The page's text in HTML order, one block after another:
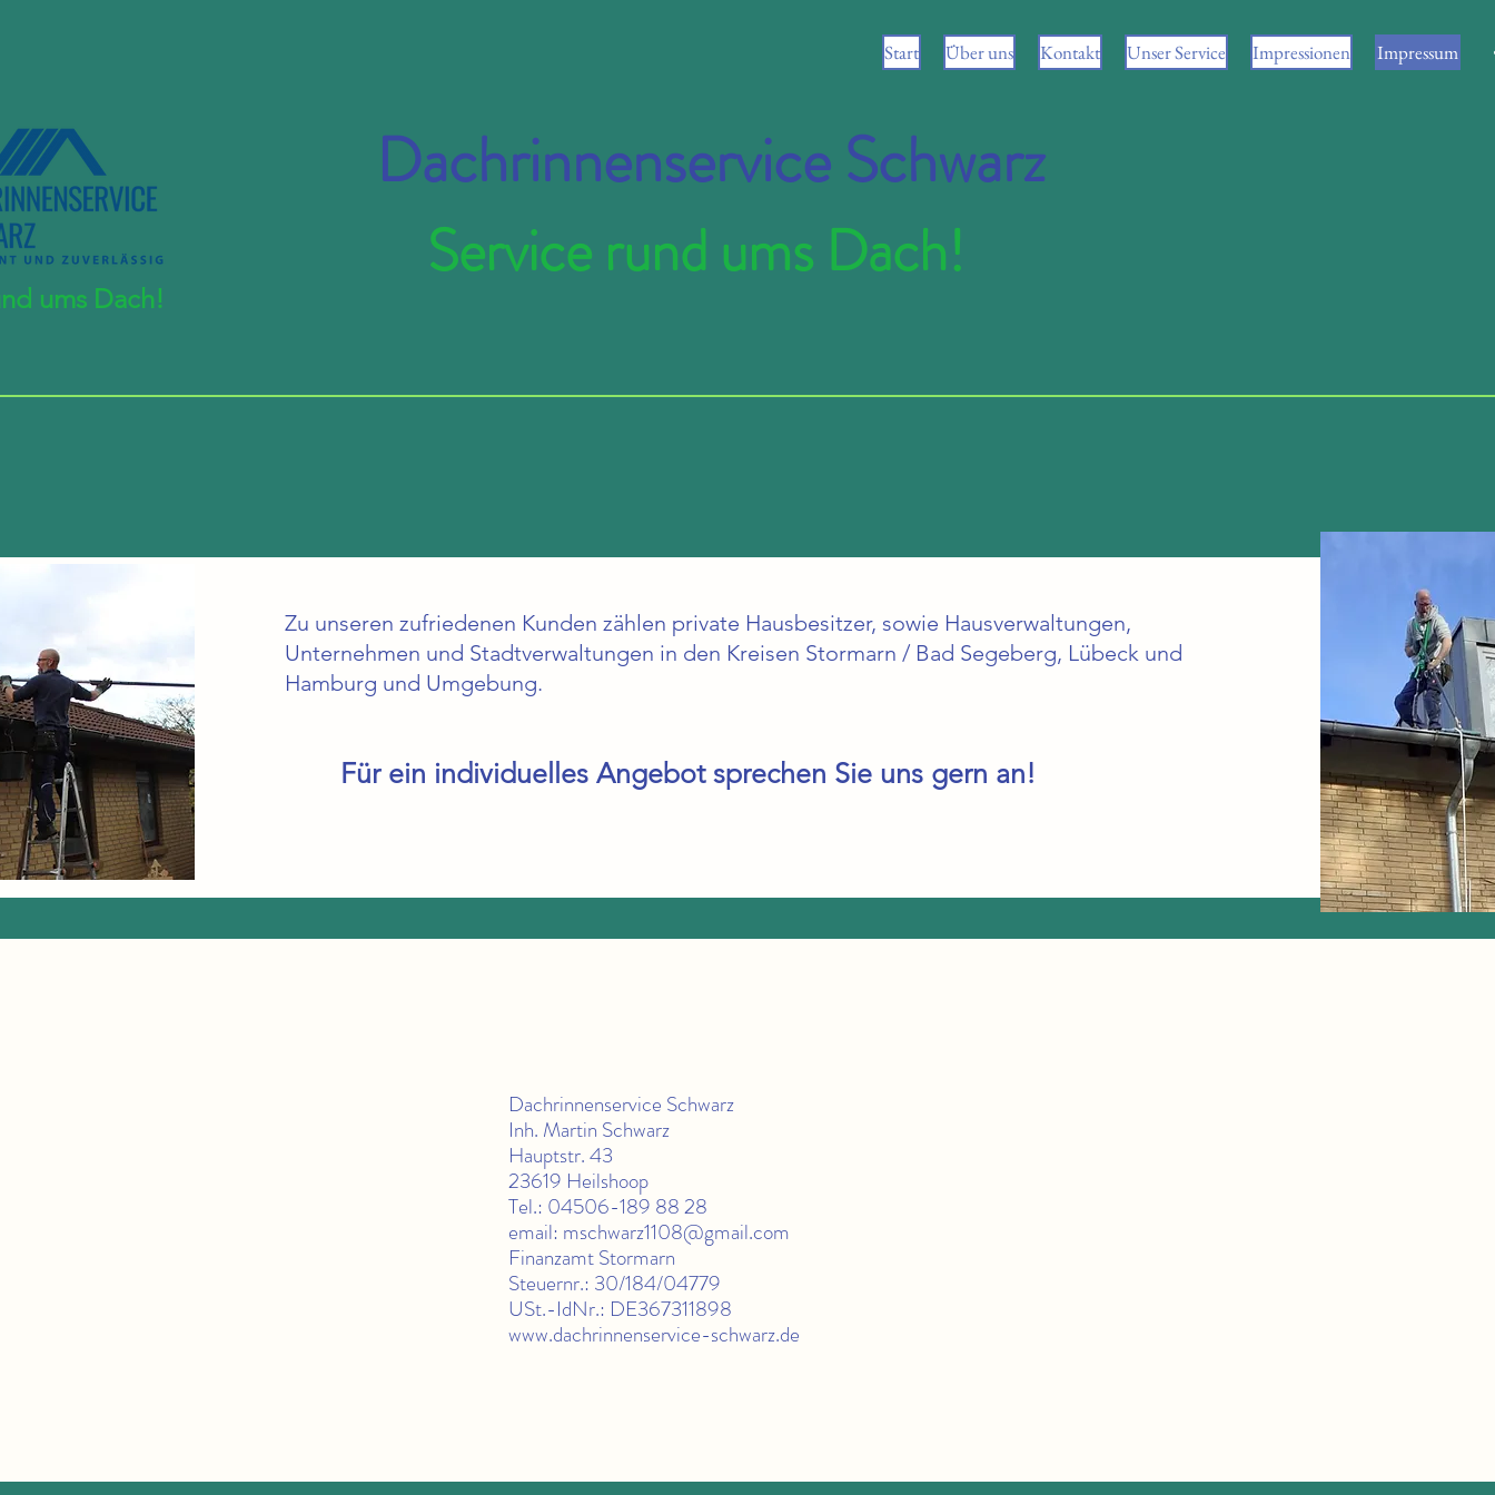
Start Über uns Kontakt Unser Service Impressionen Impressum
Dachrinnenservice Schwarz
Service rund ums Dach!
ums Dach!
Zu unseren zufriedenen Kunden zählen private Hausbesitzer, sowie Hausverwaltungen,
Unternehmen und Stadtverwaltungen in den Kreisen Stormarn / Bad Segeberg, Lübeck und
Hamburg und Umgebung.
Für ein individuelles Angebot sprechen Sie uns gern an!
Dachrinnenservice Schwarz
Inh. Martin Schwarz
Hauptstr. 43
23619 Heilshoop
Tel.: 04506-189 88 28
email: mschwarz1108@gmail.com
Finanzamt Stormarn
Steuernr.: 30/184/04779
USt.-IdNr.: DE367311898
www.dachrinnenservice-schwarz.de